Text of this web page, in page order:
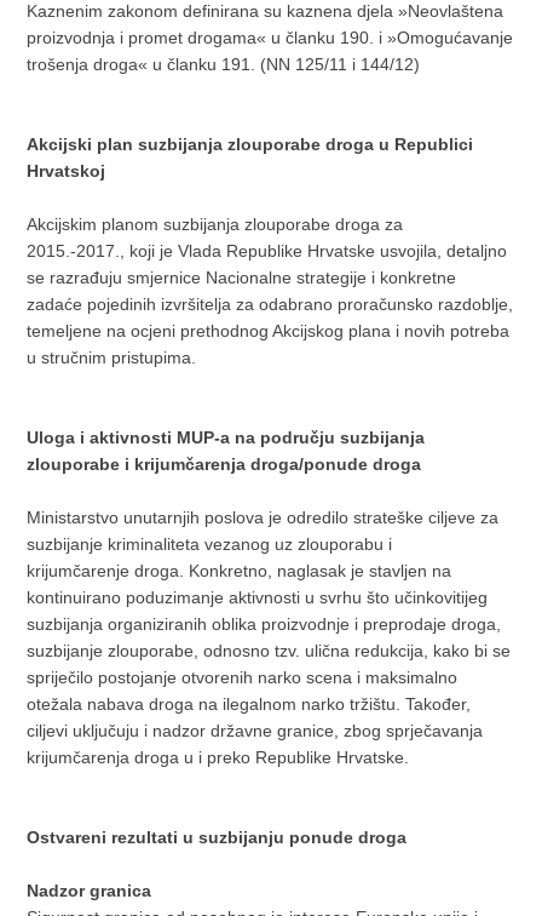
Kaznenim zakonom definirana su kaznena djela »Neovlaštena
proizvodnja i promet drogama« u članku 190. i »Omogućavanje
trošenja droga« u članku 191. (NN 125/11 i 144/12)
Akcijski plan suzbijanja zlouporabe droga u Republici
Hrvatskoj
Akcijskim planom suzbijanja zlouporabe droga za
2015.-2017., koji je Vlada Republike Hrvatske usvojila, detaljno
se razrađuju smjernice Nacionalne strategije i konkretne
zadaće pojedinih izvršitelja za odabrano proračunsko razdoblje,
temeljene na ocjeni prethodnog Akcijskog plana i novih potreba
u stručnim pristupima.
Uloga i aktivnosti MUP-a na području suzbijanja
zlouporabe i krijumčarenja droga/ponude droga
Ministarstvo unutarnjih poslova je odredilo strateške ciljeve za
suzbijanje kriminaliteta vezanog uz zlouporabu i
krijumčarenje droga. Konkretno, naglasak je stavljen na
kontinuirano poduzimanje aktivnosti u svrhu što učinkovitijeg
suzbijanja organiziranih oblika proizvodnje i preprodaje droga,
suzbijanje zlouporabe, odnosno tzv. ulična redukcija, kako bi se
spriječilo postojanje otvorenih narko scena i maksimalno
otežala nabava droga na ilegalnom narko tržištu. Također,
ciljevi uključuju i nadzor državne granice, zbog sprječavanja
krijumčarenja droga u i preko Republike Hrvatske.
Ostvareni rezultati u suzbijanju ponude droga
Nadzor granica